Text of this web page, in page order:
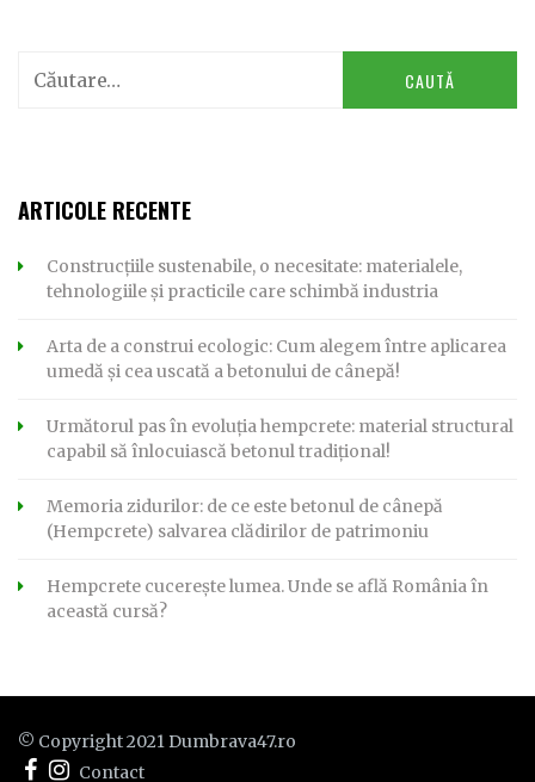
Caută
după:
ARTICOLE RECENTE
Construcțiile sustenabile, o necesitate: materialele,
tehnologiile și practicile care schimbă industria
Arta de a construi ecologic: Cum alegem între aplicarea
umedă și cea uscată a betonului de cânepă!
Următorul pas în evoluția hempcrete: material structural
capabil să înlocuiască betonul tradițional!
Memoria zidurilor: de ce este betonul de cânepă
(Hempcrete) salvarea clădirilor de patrimoniu
Hempcrete cucerește lumea. Unde se află România în
această cursă?
© Copyright 2021 Dumbrava47.ro
Contact